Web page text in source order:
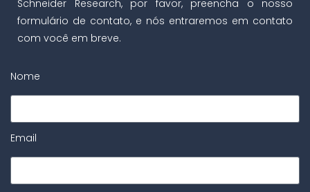
Schneider Research, por favor, preencha o nosso
formulário de contato, e nós entraremos em contato
com você em breve.
Nome
Email